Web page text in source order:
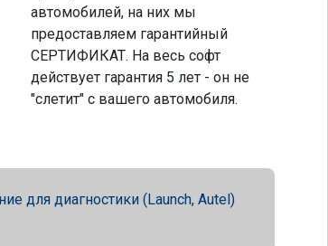
автомобилей, на них мы
предоставляем гарантийный
СЕРТИФИКАТ. На весь софт
действует гарантия 5 лет - он не
"слетит" с вашего автомобиля.
для диагностики (Launch, Autel)